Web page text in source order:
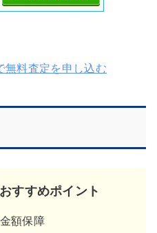
無料査定を申し込む
すすめポイント
額保障